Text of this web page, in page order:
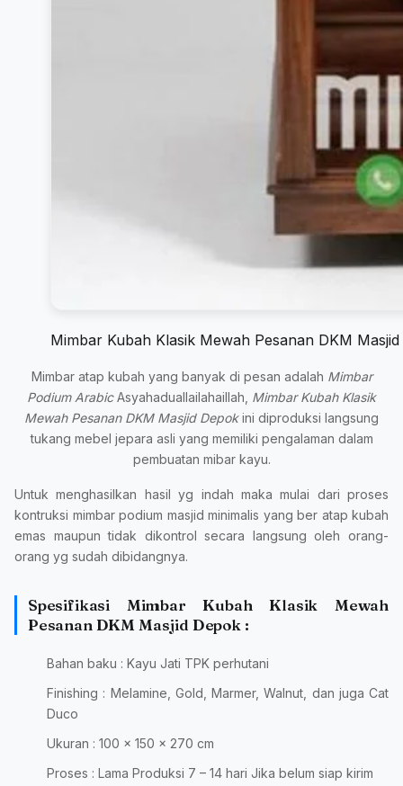
Mimbar Kubah Klasik Mewah Pesanan DKM
Mimbar atap kubah yang banyak di pesan adalah Mimbar
Podium ArabicAsyahaduallailahaillah, Mimbar Kubah Klasik
Mewah Pesanan DKM Masjid Depokini diproduksi langsung
tukang mebel jepara asli yang memiliki pengalaman dalam
pembuatan mibar kayu.
Untuk menghasilkan hasil yg indah maka mulai dari proses
kontruksi mimbar podium masjid minimalis yang ber atap kubah
emas maupun tidak dikontrol secara langsung oleh orang-
orang yg sudah dibidangnya.
Spesifikasi Mimbar Kubah Klasik Mewah
Pesanan DKM Masjid Depok :
Bahan baku : Kayu Jati TPK perhutani
Finishing : Melamine, Gold, Marmer, Walnut, dan juga Cat
Duco
Ukuran : 100 x 150 x 270 cm
Proses : Lama Produksi 7 – 14 hari Jika belum siap kirim